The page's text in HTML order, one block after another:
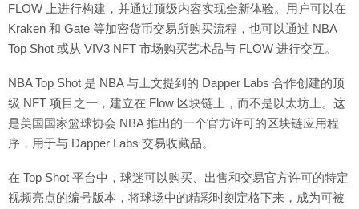
FLOW 上进行构建，并通过顶级内容实现全新体验。用户可以在
Kraken 和 Gate 等加密货币交易所购买流程，也可以通过 NBA
Top Shot 或从 VIV3 NFT 市场购买艺术品与 FLOW 进行交互。
NBA Top Shot 是 NBA 与上文提到的 Dapper Labs 合作创建的顶
级 NFT 项目之一，建立在 Flow 区块链上，而不是以太坊上。这
是美国国家篮球协会 NBA 推出的一个官方许可的区块链应用程
序，用于与 Dapper Labs 交易收藏品。
在 Top Shot 平台中，球迷可以购买、出售和交易官方许可的特定
视频亮点的编号版本，将球场中的精彩时刻定格下来，成为可被